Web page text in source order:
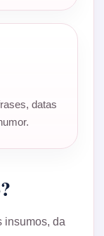
datas
insumos, da